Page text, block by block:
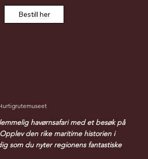
Bestill her
havørnsafari med et besøk på
den rike maritime historien i
som du nyter regionens fantastiske